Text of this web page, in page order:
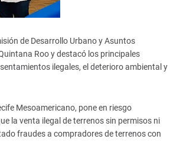
de Desarrollo Urbano y Asuntos
Roo y destacó los principales
ilegales, el deterioro ambiental y
Mesoamericano, pone en riesgo
la venta ilegal de terrenos sin permisos ni
fraudes a compradores de terrenos con